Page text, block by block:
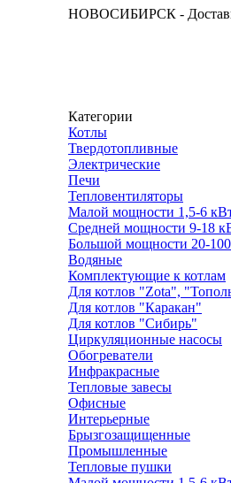
НОВОСИБИРСК -
Категории
Котлы
Твердотопливные
Электрические
Печи
Тепловентиляторы
Малой мощности 1,5-6
Средней мощности 9-18
Большой мощности 20-
Водяные
Комплектующие к котлам
Для котлов "Zota",
Для котлов "Каракан"
Для котлов "Сибирь"
Циркуляционные насосы
Обогреватели
Инфракрасные
Тепловые завесы
Офисные
Интерьерные
Брызгозащищенные
Промышленные
Тепловые пушки